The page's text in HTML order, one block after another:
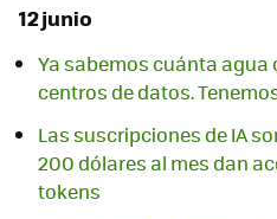
12 junio
Ya sabemos cuánta agua
centros de datos.
Las suscripciones de IA
200 dólares al mes dan
tokens